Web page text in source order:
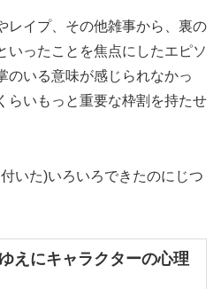
レイプ、その他雑事から、裏の
いったことを焦点にしたエピソ
のいる意味が感じられなかっ
らいもっと重要な枠割を持たせ
いた)いろいろできたのにじつ
えにキャラクターの心理